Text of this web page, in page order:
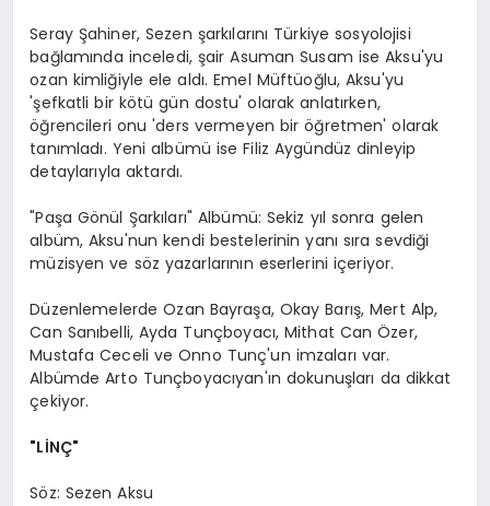
Seray Şahiner, Sezen şarkılarını Türkiye sosyolojisi
bağlamında inceledi, şair Asuman Susam ise Aksu'yu
ozan kimliğiyle ele aldı. Emel Müftüoğlu, Aksu'yu
'şefkatli bir kötü gün dostu' olarak anlatırken,
öğrencileri onu 'ders vermeyen bir öğretmen' olarak
tanımladı. Yeni albümü ise Filiz Aygündüz dinleyip
detaylarıyla aktardı.
"Paşa Gönül Şarkıları" Albümü: Sekiz yıl sonra gelen
albüm, Aksu'nun kendi bestelerinin yanı sıra sevdiği
müzisyen ve söz yazarlarının eserlerini içeriyor.
Düzenlemelerde Ozan Bayraşa, Okay Barış, Mert Alp,
Can Sanıbelli, Ayda Tunçboyacı, Mithat Can Özer,
Mustafa Ceceli ve Onno Tunç'un imzaları var.
Albümde Arto Tunçboyacıyan'ın dokunuşları da dikkat
çekiyor.
"LİNÇ"
Söz: Sezen Aksu